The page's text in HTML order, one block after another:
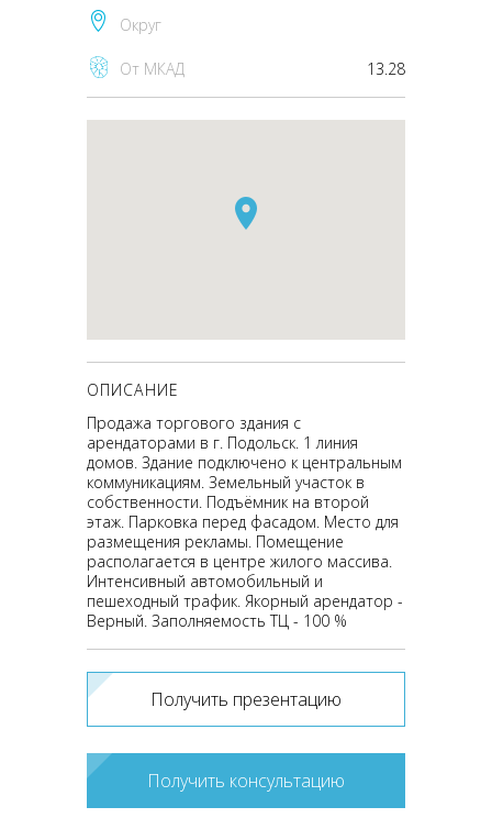
Округ
От МКАД 13.28
ОПИСАНИЕ
Продажа торгового здания с
арендаторами в г. Подольск. 1 линия
домов. Здание подключено к центральным
коммуникациям. Земельный участок в
собственности. Подъёмник на второй
этаж. Парковка перед фасадом. Место для
размещения рекламы. Помещение
располагается в центре жилого массива.
Интенсивный автомобильный и
пешеходный трафик. Якорный арендатор -
Верный. Заполняемость ТЦ - 100 %
Получить презентацию
Получить консультацию